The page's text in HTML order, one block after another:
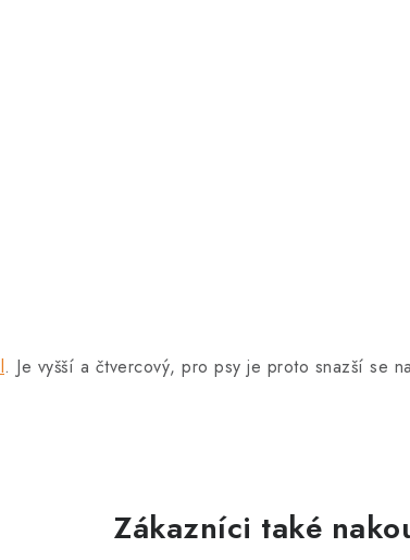
. Je vyšší a čtvercový, pro psy je proto snazší se na
Zákazníci také